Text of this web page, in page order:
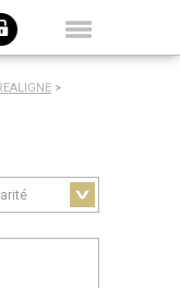
>